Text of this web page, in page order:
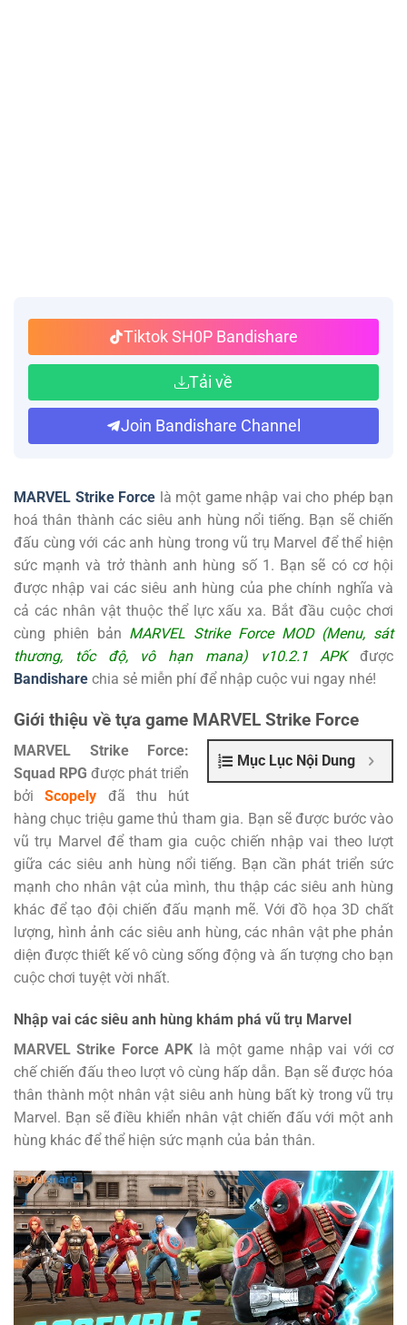
Tiktok SH0P Bandishare
Tải về
Join Bandishare Channel
MARVEL Strike Force là một game nhập vai cho phép bạn
hoá thân thành các siêu anh hùng nổi tiếng. Bạn sẽ chiến
đấu cùng với các anh hùng trong vũ trụ Marvel để thể hiện
sức mạnh và trở thành anh hùng số 1. Bạn sẽ có cơ hội
được nhập vai các siêu anh hùng của phe chính nghĩa và
cả các nhân vật thuộc thể lực xấu xa. Bắt đầu cuộc chơi
cùng phiên bản MARVEL Strike Force MOD (Menu, sát
thương, tốc độ, vô hạn mana) v10.2.1 APKđược
Bandishare chia sẻ miễn phí để nhập cuộc vui ngay nhé!
Giới thiệu về tựa game MARVEL Strike Force
Mục Lục Nội Dung
MARVEL Strike Force:
Squad RPG được phát triển
bởiScopely đã thu hút
hàng chục triệu game thủ tham gia. Bạn sẽ được bước vào
vũ trụ Marvel để tham gia cuộc chiến nhập vai theo lượt
giữa các siêu anh hùng nổi tiếng. Bạn cần phát triển sức
mạnh cho nhân vật của mình, thu thập các siêu anh hùng
khác để tạo đội chiến đấu mạnh mẽ. Với đồ họa 3D chất
lượng, hình ảnh các siêu anh hùng, các nhân vật phe phản
diện được thiết kế vô cùng sống động và ấn tượng cho bạn
cuộc chơi tuyệt vời nhất.
Nhập vai các siêu anh hùng khám phá vũ trụ Marvel
MARVEL Strike Force APK là một game nhập vai với cơ
chế chiến đấu theo lượt vô cùng hấp dẫn. Bạn sẽ được hóa
thân thành một nhân vật siêu anh hùng bất kỳ trong vũ trụ
Marvel. Bạn sẽ điều khiển nhân vật chiến đấu với một anh
hùng khác để thể hiện sức mạnh của bản thân.